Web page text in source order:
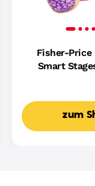
Fisher-Price
Smart
zum